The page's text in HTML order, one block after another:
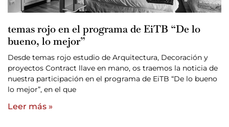
temas rojo en el programa de EiTB “De lo
bueno, lo mejor”
Desde temas rojo estudio de Arquitectura, Decoración y
proyectos Contract llave en mano, os traemos la noticia de
nuestra participación en el programa de EiTB “De lo bueno
lo mejor”, en el que
Leer más »